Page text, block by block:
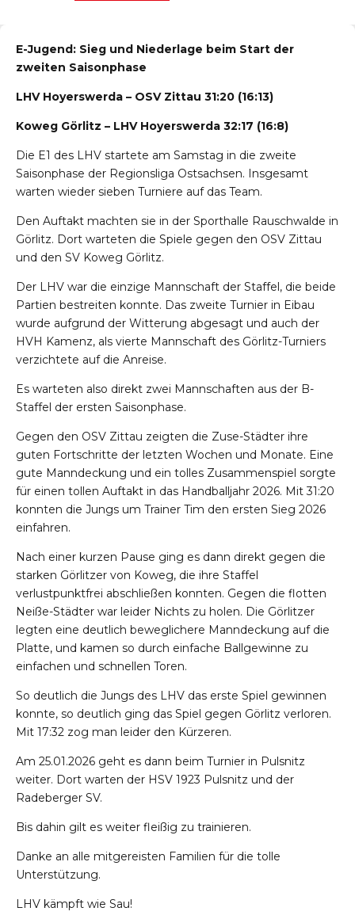
E-Jugend: Sieg und Niederlage beim Start der
zweiten Saisonphase
LHV Hoyerswerda – OSV Zittau 31:20 (16:13)
Koweg Görlitz – LHV Hoyerswerda 32:17 (16:8)
Die E1 des LHV startete am Samstag in die zweite
Saisonphase der Regionsliga Ostsachsen. Insgesamt
warten wieder sieben Turniere auf das Team.
Den Auftakt machten sie in der Sporthalle Rauschwalde in
Görlitz. Dort warteten die Spiele gegen den OSV Zittau
und den SV Koweg Görlitz.
Der LHV war die einzige Mannschaft der Staffel, die beide
Partien bestreiten konnte. Das zweite Turnier in Eibau
wurde aufgrund der Witterung abgesagt und auch der
HVH Kamenz, als vierte Mannschaft des Görlitz-Turniers
verzichtete auf die Anreise.
Es warteten also direkt zwei Mannschaften aus der B-
Staffel der ersten Saisonphase.
Gegen den OSV Zittau zeigten die Zuse-Städter ihre
guten Fortschritte der letzten Wochen und Monate. Eine
gute Manndeckung und ein tolles Zusammenspiel sorgte
für einen tollen Auftakt in das Handballjahr 2026. Mit 31:20
konnten die Jungs um Trainer Tim den ersten Sieg 2026
einfahren.
Nach einer kurzen Pause ging es dann direkt gegen die
starken Görlitzer von Koweg, die ihre Staffel
verlustpunktfrei abschließen konnten. Gegen die flotten
Neiße-Städter war leider Nichts zu holen. Die Görlitzer
legten eine deutlich beweglichere Manndeckung auf die
Platte, und kamen so durch einfache Ballgewinne zu
einfachen und schnellen Toren.
So deutlich die Jungs des LHV das erste Spiel gewinnen
konnte, so deutlich ging das Spiel gegen Görlitz verloren.
Mit 17:32 zog man leider den Kürzeren.
Am 25.01.2026 geht es dann beim Turnier in Pulsnitz
weiter. Dort warten der HSV 1923 Pulsnitz und der
Radeberger SV.
Bis dahin gilt es weiter fleißig zu trainieren.
Danke an alle mitgereisten Familien für die tolle
Unterstützung.
LHV kämpft wie Sau!